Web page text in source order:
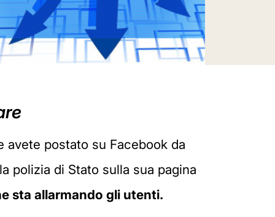
postato su Facebook da
polizia di Stato sulla sua pagina
sta allarmando gli utenti.